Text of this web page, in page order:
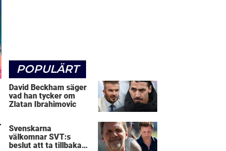
POPULÄRT
David Beckham säger
vad han tycker om
Zlatan Ibrahimovic
Svenskarna
välkomnar SVT:s
beslut att ta tillbaka